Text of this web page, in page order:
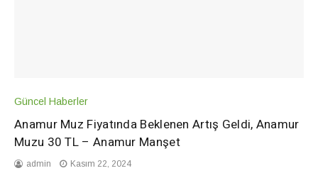
Güncel Haberler
Anamur Muz Fiyatında Beklenen Artış Geldi, Anamur
Muzu 30 TL – Anamur Manşet
admin Kasım 22, 2024